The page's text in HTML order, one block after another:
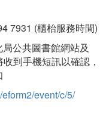
7931 (櫃枱服務時間)
公共圖書館網站及
到手機短訊以確認，
event/c/5/